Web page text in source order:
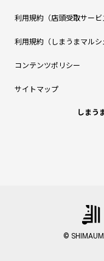
利用規約（店頭受取サービ
利用規約（しまうまマルシ
コンテンツポリシー
サイトマップ
しまう
©